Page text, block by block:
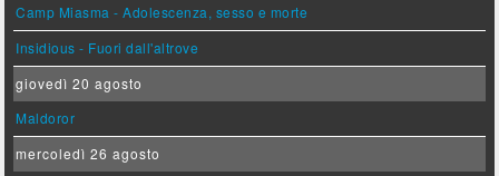
Camp Miasma - Adolescenza, sesso e morte
Insidious - Fuori dall'altrove
giovedì 20 agosto
Maldoror
mercoledì 26 agosto